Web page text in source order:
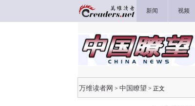
新闻 视频
万维读者网 > 中国瞭望 > 正文